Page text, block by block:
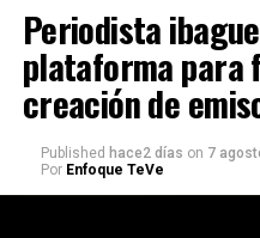
Periodista
plataforma
creación de
Published hace2 días on 7
Por Enfoque TeVe